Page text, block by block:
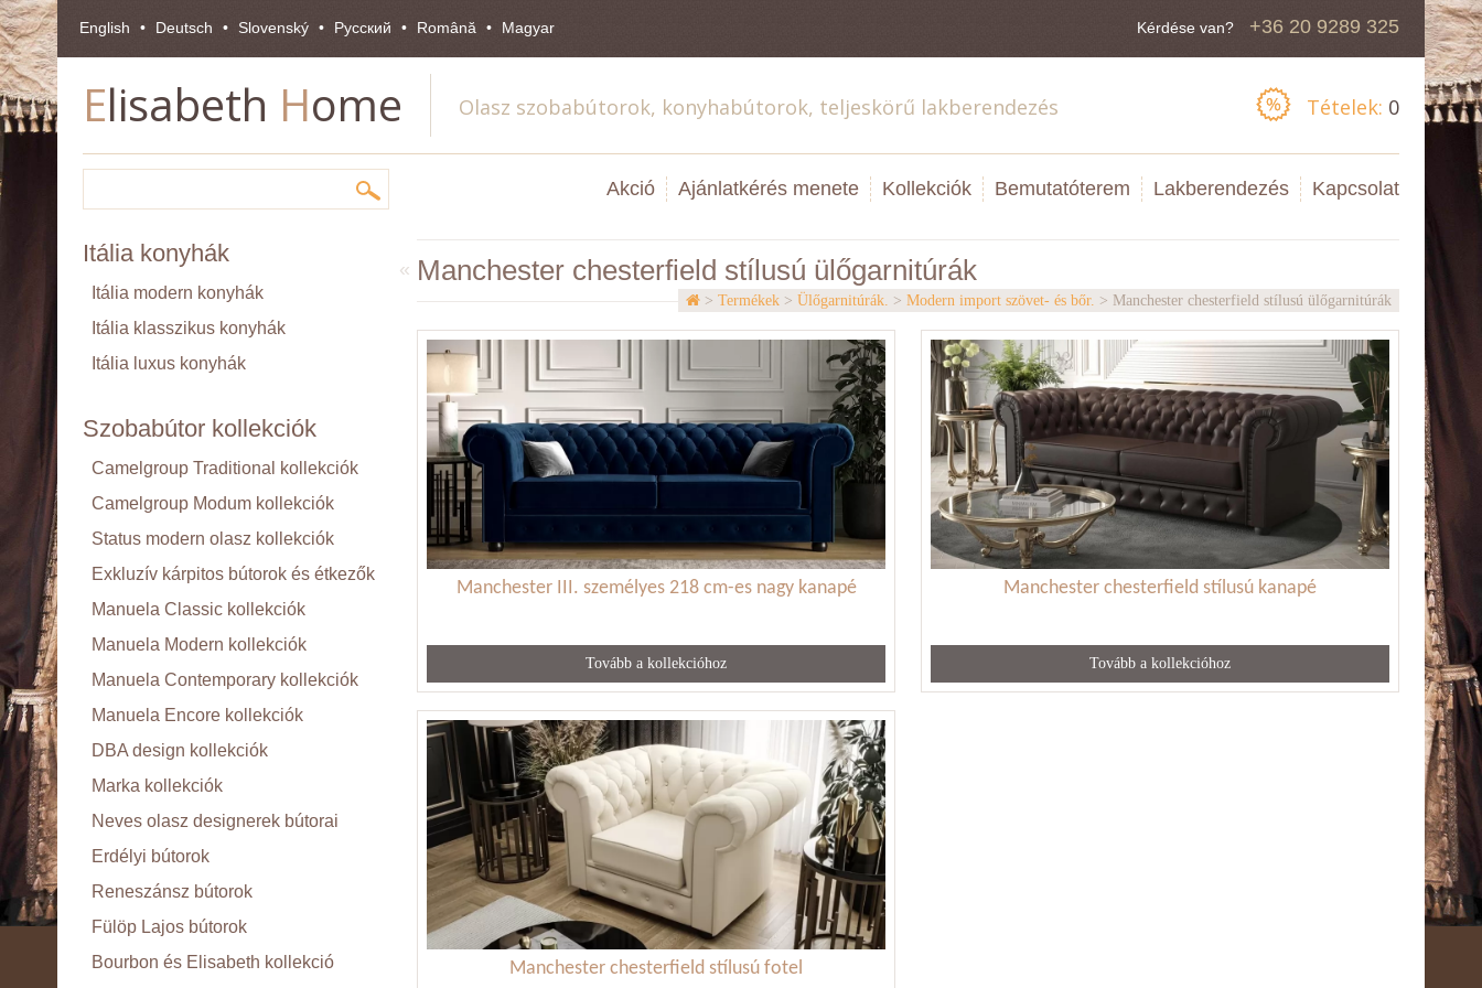
English Deutsch Slovenský Pусский Română Magyar Kérdése van? +36 20 9289 325
Elisabeth Home Olasz szobabútorok, konyhabútorok, teljeskörű lakberendezés Tételek: 0
Akció Ajánlatkérés menete Kollekciók Bemutatóterem Lakberendezés Kapcsolat
Itália konyhák
Itália modern konyhák
Itália klasszikus konyhák
Itália luxus konyhák
Szobabútor kollekciók
Camelgroup Traditional kollekciók
Camelgroup Modum kollekciók
Status modern olasz kollekciók
Exkluzív kárpitos bútorok és étkezők
Manuela Classic kollekciók
Manuela Modern kollekciók
Manuela Contemporary kollekciók
Manuela Encore kollekciók
DBA design kollekciók
Marka kollekciók
Neves olasz designerek bútorai
Erdélyi bútorok
Reneszánsz bútorok
Fülöp Lajos bútorok
Bourbon és Elisabeth kollekció
Manchester chesterfield stílusú ülőgarnitúrák
«
> Termékek> Ülőgarnitúrák. > Modern import szövet- és bőr. > Manchester chesterfield stílusú ülőgarnitúrák
Manchester III. személyes 218 cm-es nagy kanapé
Tovább a kollekcióhoz
Manchester chesterfield stílusú kanapé
Tovább a kollekcióhoz
Manchester chesterfield stílusú fotel